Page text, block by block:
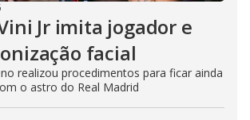
Jr imita jogador e
facial
realizou procedimentos para ficar ainda
o astro do Real Madrid